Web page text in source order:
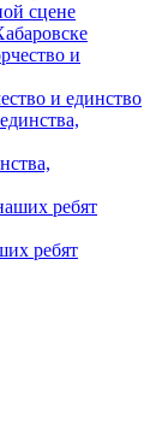
сцене
и единство
ребят